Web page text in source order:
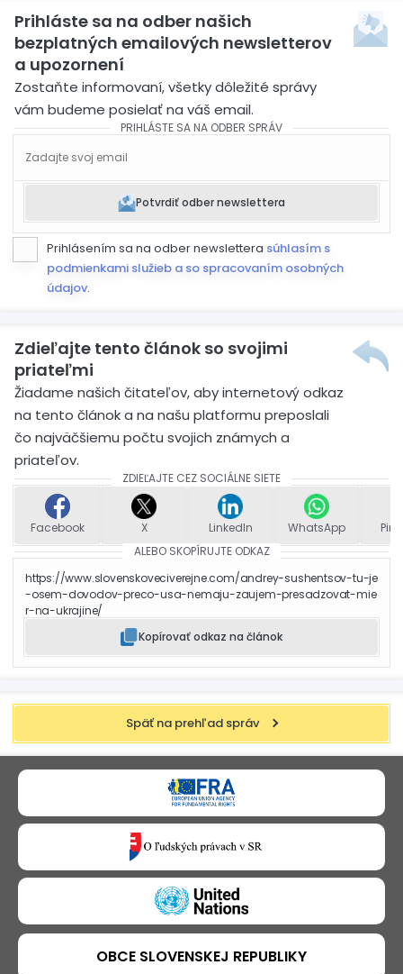
Prihláste sa na odber našich
bezplatných emailových newsletterov
a upozornení
Zostaňte informovaní, všetky dôležité správy
vám budeme posielať na váš email.
PRIHLÁSTE SA NA ODBER SPRÁV
Potvrdiť odber newslettera
Prihlásením sa na odber newslettera súhlasím s
podmienkami služieb a so spracovaním osobných
údajov.
Zdieľajte tento článok so svojimi
priateľmi
Žiadame našich čitateľov, aby internetový odkaz
na tento článok a na našu platformu preposlali
čo najväčšiemu počtu svojich známych a
priateľov.
ZDIEĽAJTE CEZ SOCIÁLNE SIETE
Facebook X LinkedIn WhatsApp
ALEBO SKOPÍRUJTE ODKAZ
https://www.slovenskoveciverejne.com/andrey-sushentsov-tu-je
-osem-dovodov-preco-usa-nemaju-zaujem-presadzovat-mie
r-na-ukrajine/
Kopírovať odkaz na článok
Späť na prehľad správ
OBCE SLOVENSKEJ REPUBLIKY